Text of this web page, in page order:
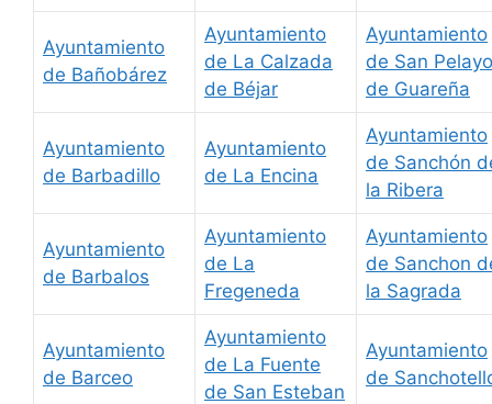
Ayuntamiento
de Bañobárez
Ayuntamiento
de La Calzada
de Béjar
Ayuntamiento
de San Pelayo
de Guareña
Ayuntamiento
de Barbadillo
Ayuntamiento
de La Encina
Ayuntamiento
de Sanchón
la Ribera
Ayuntamiento
de Barbalos
Ayuntamiento
de La
Fregeneda
Ayuntamiento
de Sanchon
la Sagrada
Ayuntamiento
de Barceo
Ayuntamiento
de La Fuente
de San Esteban
Ayuntamiento
de